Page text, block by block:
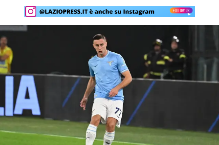
Lazio Women
Rassegna Lazio
Calcio
Serie A
Champions League
Europa League